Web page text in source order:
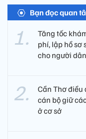
Bạn đọc quan
Tăng tốc
phí, lập hồ sơ
cho người dân
Cần Thơ điều
cán bộ giữ
ở cơ sở